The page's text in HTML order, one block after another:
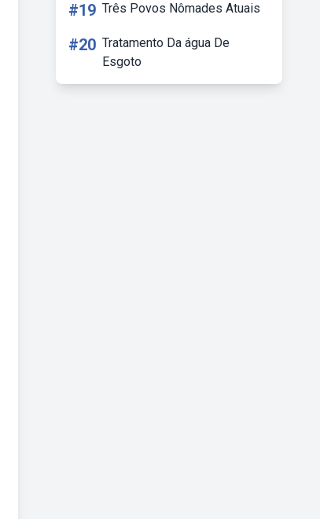
#19 Três Povos Nômades Atuais
#20 Tratamento Da água De
Esgoto